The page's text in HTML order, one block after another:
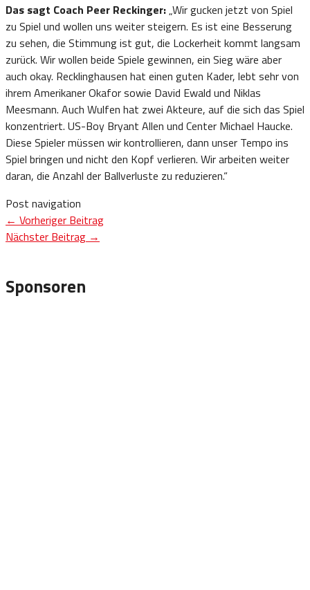
Das sagt Coach Peer Reckinger: „Wir gucken jetzt von Spiel
zu Spiel und wollen uns weiter steigern. Es ist eine Besserung
zu sehen, die Stimmung ist gut, die Lockerheit kommt langsam
zurück. Wir wollen beide Spiele gewinnen, ein Sieg wäre aber
auch okay. Recklinghausen hat einen guten Kader, lebt sehr von
ihrem Amerikaner Okafor sowie David Ewald und Niklas
Meesmann. Auch Wulfen hat zwei Akteure, auf die sich das Spiel
konzentriert. US-Boy Bryant Allen und Center Michael Haucke.
Diese Spieler müssen wir kontrollieren, dann unser Tempo ins
Spiel bringen und nicht den Kopf verlieren. Wir arbeiten weiter
daran, die Anzahl der Ballverluste zu reduzieren.“
Post navigation
← Vorheriger Beitrag
Nächster Beitrag →
Sponsoren